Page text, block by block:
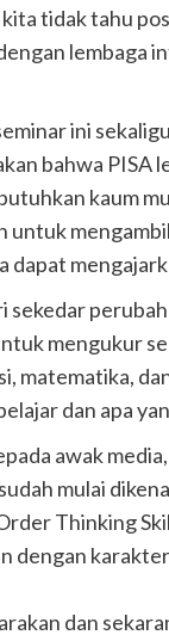
tidak tahu
lembaga
ini
bahwa
kaum
mengukur
matematika,
dan apa
awak
mulai
Thinking
dengan
dan